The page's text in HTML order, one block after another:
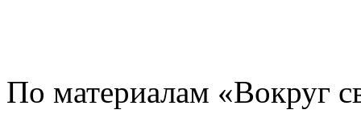
По материалам «Вокруг